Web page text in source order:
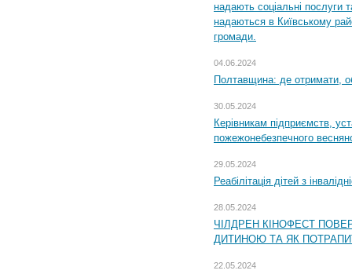
надають соціальні послуги
надаються в Київському
громади.
04.06.2024
Полтавщина: де отримати,
30.05.2024
Керівникам підприємств,
пожежонебезпечного
29.05.2024
Реабілітація дітей з
28.05.2024
ЧІЛДРЕН КІНОФЕСТ
ДИТИНОЮ ТА ЯК
22.05.2024